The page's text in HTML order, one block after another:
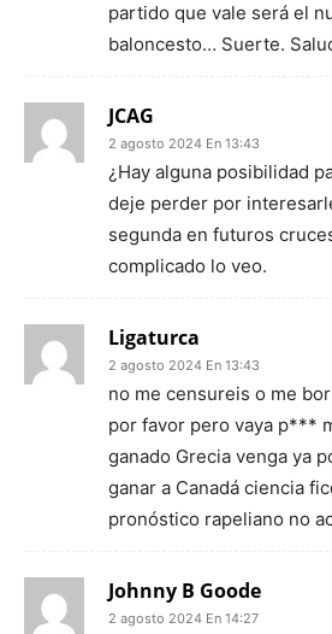
partido que vale será el
baloncesto… Suerte.
JCAG
2 agosto 2024 En 13:43
¿Hay alguna posibilidad
deje perder por
segunda en futuros
complicado lo veo.
Ligaturca
2 agosto 2024 En 13:43
no me censureis o me
por favor pero vaya p***
ganado Grecia venga ya
ganar a Canadá ciencia
pronóstico rapeliano no
Johnny B Goode
2 agosto 2024 En 14:27